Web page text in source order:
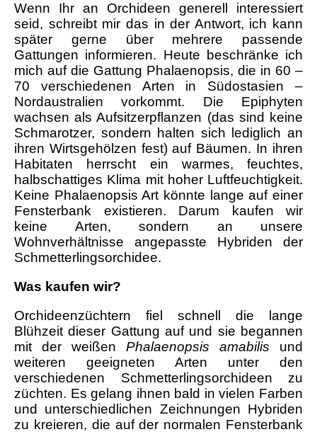
Wenn Ihr an Orchideen generell interessiert
seid, schreibt mir das in der Antwort, ich kann
später gerne über mehrere passende
Gattungen informieren. Heute beschränke ich
mich auf die Gattung Phalaenopsis, die in 60 –
70 verschiedenen Arten in Südostasien –
Nordaustralien vorkommt. Die Epiphyten
wachsen als Aufsitzerpflanzen (das sind keine
Schmarotzer, sondern halten sich lediglich an
ihren Wirtsgehölzen fest) auf Bäumen. In ihren
Habitaten herrscht ein warmes, feuchtes,
halbschattiges Klima mit hoher Luftfeuchtigkeit.
Keine Phalaenopsis Art könnte lange auf einer
Fensterbank existieren. Darum kaufen wir
keine Arten, sondern an unsere
Wohnverhältnisse angepasste Hybriden der
Schmetterlingsorchidee.
Was kaufen wir?
Orchideenzüchtern fiel schnell die lange
Blühzeit dieser Gattung auf und sie begannen
mit der weißen Phalaenopsis amabilis und
weiteren geeigneten Arten unter den
verschiedenen Schmetterlingsorchideen zu
züchten. Es gelang ihnen bald in vielen Farben
und unterschiedlichen Zeichnungen Hybriden
zu kreieren, die auf der normalen Fensterbank